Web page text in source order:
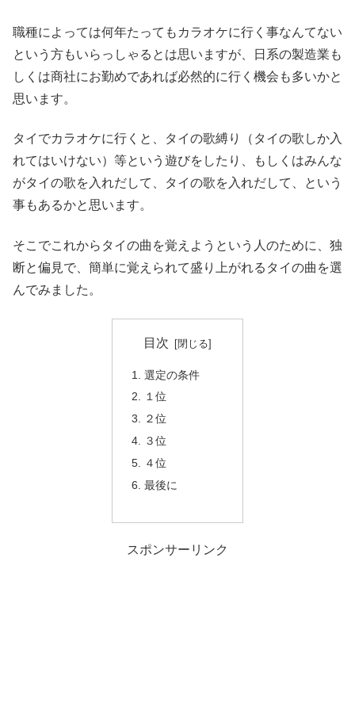
職種によっては何年たってもカラオケに行く事なんてない
という方もいらっしゃるとは思いますが、日系の製造業も
しくは商社にお勤めであれば必然的に行く機会も多いかと
思います。
タイでカラオケに行くと、タイの歌縛り（タイの歌しか入
れてはいけない）等という遊びをしたり、もしくはみんな
がタイの歌を入れだして、タイの歌を入れだして、という
事もあるかと思います。
そこでこれからタイの曲を覚えようという人のために、独
断と偏見で、簡単に覚えられて盛り上がれるタイの曲を選
んでみました。
目次
選定の条件
１位
２位
３位
４位
最後に
スポンサーリンク